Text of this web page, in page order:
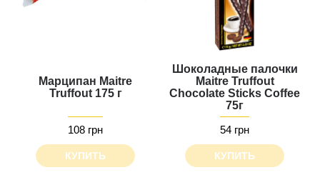
Марципан Maitre
Truffout 175 г
108 грн
КУПИТЬ
Шоколадные палочки
Maitre Truffout
Chocolate Sticks Сoffee
75г
54 грн
КУПИТЬ